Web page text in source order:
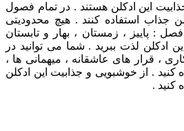
این ادکلن هستند . در تمام فصول
جذاب استفاده کنند . هیچ محدودیتی
: پاییز ، زمستان ، بهار و تابستان
ادکلن لذت ببرید . شما می توانید در
، قرار های عاشقانه ، میهمانی ها ،
کنید . از خوشبویی و جذابیت این ادکلن
کنید .